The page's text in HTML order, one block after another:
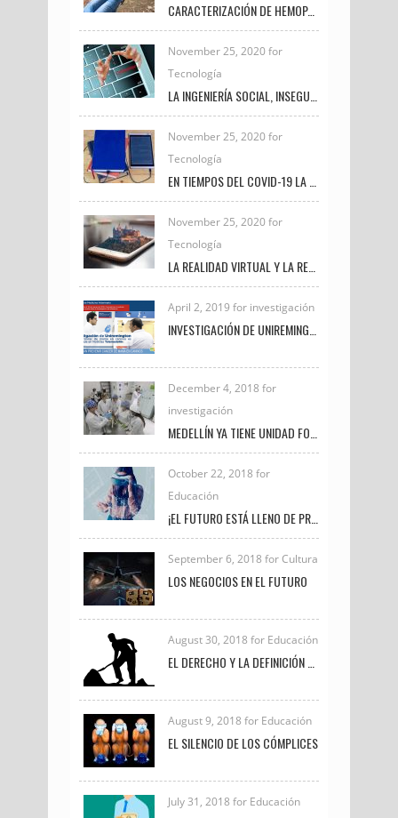
CARACTERIZACIÓN DE HEMOPARÁSITOS PRESENTES EN AVES SILVESTRES EN EL MUNICIPIO DE FREDONIA DURANTE EL PERIODO 2020 – 2021
November 25, 2020 for
Tecnología
November 25, 2020 for
Tecnología
November 25, 2020 for
Tecnología
April 2, 2019 for investigación
December 4, 2018 for
investigación
October 22, 2018 for
Educación
September 6, 2018 for Cultura
LOS NEGOCIOS EN EL FUTURO
August 30, 2018 for Educación
August 9, 2018 for Educación
EL SILENCIO DE LOS CÓMPLICES
July 31, 2018 for Educación